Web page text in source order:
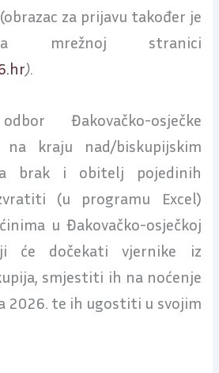
za prijavu također je
mrežnoj stranici
)
Đakovačko-osječke
na kraju nad/biskupijskim
brak i obitelj pojedinih
(u programu Excel)
u Đakovačko-osječkoj
će dočekati vjernike iz
smjestiti ih na noćenje
2026. te ih ugostiti u svojim